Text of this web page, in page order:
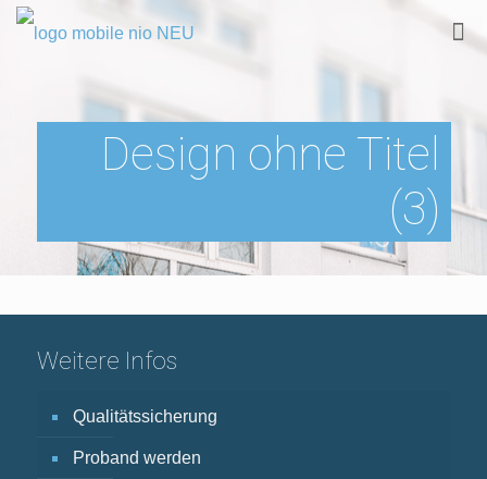
Design ohne Titel
(3)
Weitere Infos
Qualitätssicherung
Proband werden